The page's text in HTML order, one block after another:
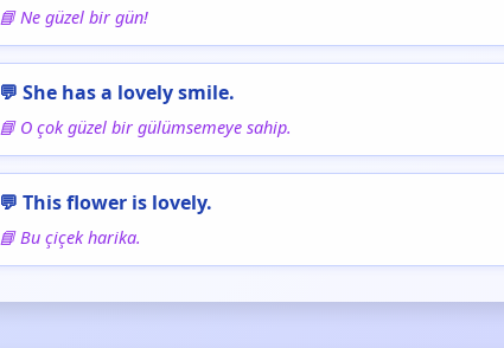
📘 Ne güzel bir gün!
💬 She has a lovely smile.
📘 O çok güzel bir gülümsemeye sahip.
💬 This flower is lovely.
📘 Bu çiçek harika.